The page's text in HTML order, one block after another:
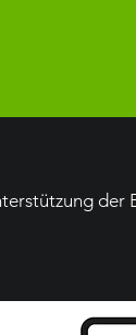
der